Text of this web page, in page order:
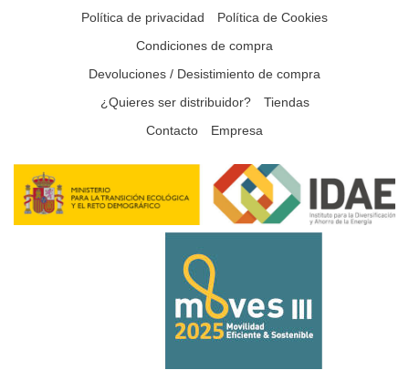
Política de privacidad
Política de Cookies
Condiciones de compra
Devoluciones / Desistimiento de compra
¿Quieres ser distribuidor?
Tiendas
Contacto
Empresa